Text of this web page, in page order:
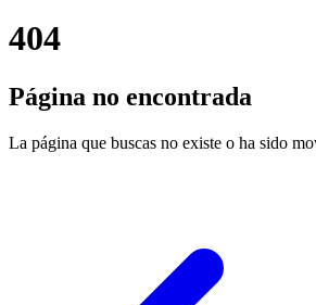
404
Página no encontrada
La página que buscas no existe o ha sido